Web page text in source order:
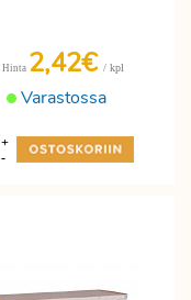
Varastossa
Hinta 2,42€ / kpl
-
+